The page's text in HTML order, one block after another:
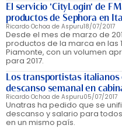
El servicio 'CityLogin' de
productos de Sephora en
Ricardo Ochoa de Aspuru18/07/2017
Desde el mes de marzo de
productos de la marca en las
Piamonte, con un volumen
para 2017.
Los transportistas
descanso semanal en
Ricardo Ochoa de Aspuru05/07/2017
Unatras ha pedido que se
descanso y salario para
en un mismo país.